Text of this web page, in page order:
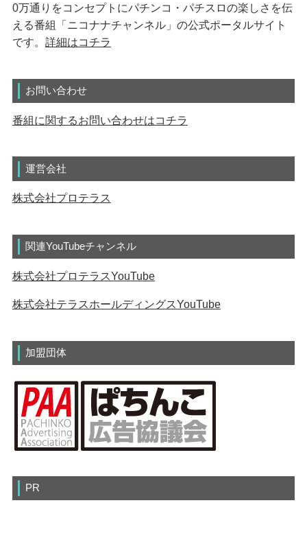
0万通りをコンセプトにパチンコ・パチスロの楽しさを伝
える番組「ニコナナチャンネル」の公式ポータルサイト
です。 詳細はコチラ
お問い合わせ
番組に関するお問い合わせはコチラ
運営会社
株式会社プロテラス
関連YouTubeチャンネル
株式会社プロテラスYouTube
株式会社テラスホールディングスYouTube
加盟団体
PR